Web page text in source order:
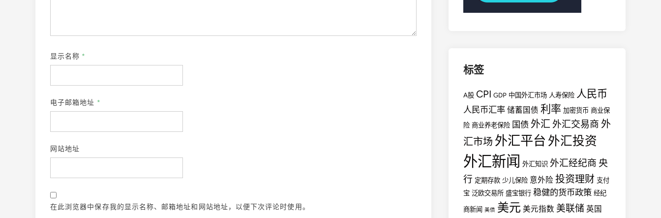
显示名称 *
电子邮箱地址 *
网站地址
在此浏览器中保存我的显示名称、邮箱地址和网站地址，以便下次评论时使用。
标签
A股 CPI GDP 中国外汇市场 人寿保险 人民币
人民币汇率 储蓄国债 利率 加密货币 商业保
险 商业养老保险 国债 外汇 外汇交易商 外
汇市场 外汇平台 外汇投资
外汇新闻 外汇知识 外汇经纪商 央
行 定期存款 少儿保险 意外险 投资理财 支付
宝 泛欧交易所 盛宝银行 稳健的货币政策 经纪
商新闻 美债 美元 美元指数 美联储 英国